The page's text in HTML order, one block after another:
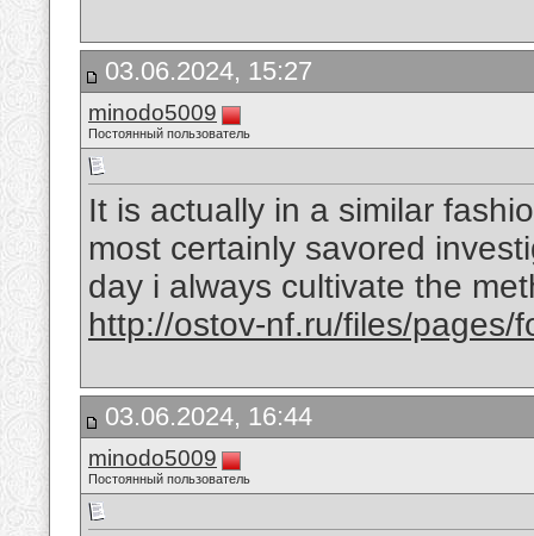
03.06.2024, 15:27
minodo5009
Постоянный пользователь
It is actually in a similar
most certainly savored
day i always cultivate the
http://ostov-nf.ru/files/pages/
03.06.2024, 16:44
minodo5009
Постоянный пользователь